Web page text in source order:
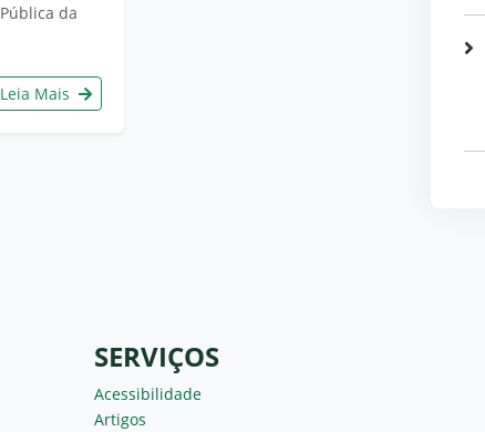
da
Leia Mais
SERVIÇOS
Acessibilidade
Artigos